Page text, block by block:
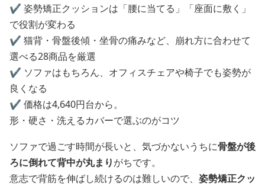
✔️ 姿勢矯正クッションは「腰に当てる」「座面に敷く」
で役割が変わる
✔️ 猫背・骨盤後傾・坐骨の痛みなど、崩れ方に合わせて
選べる28商品を厳選
✔️ ソファはもちろん、オフィスチェアや椅子でも姿勢が
良くなる
✔️ 価格は4,640円台から。
形・硬さ・洗えるカバーで選ぶのがコツ
ソファで過ごす時間が長いと、気づかないうちに骨盤が後
ろに倒れて背中が丸まりがちです。
意志で背筋を伸ばし続けるのは難しいので、 姿勢矯正クッ